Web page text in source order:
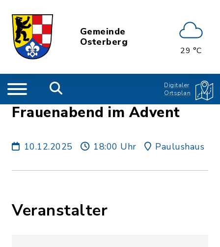
Gemeinde
Osterberg
29 °C
Digitaler
Ortsplan
Frauenabend im Advent
10.12.2025 18:00 Uhr Paulushaus
Veranstalter